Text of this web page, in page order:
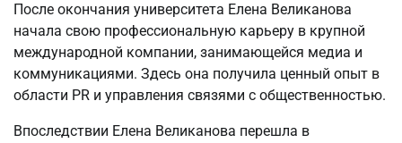
После окончания университета Елена Великанова
начала свою профессиональную карьеру в крупной
международной компании, занимающейся медиа и
коммуникациями. Здесь она получила ценный опыт в
области PR и управления связями с общественностью.
Впоследствии Елена Великанова перешла в